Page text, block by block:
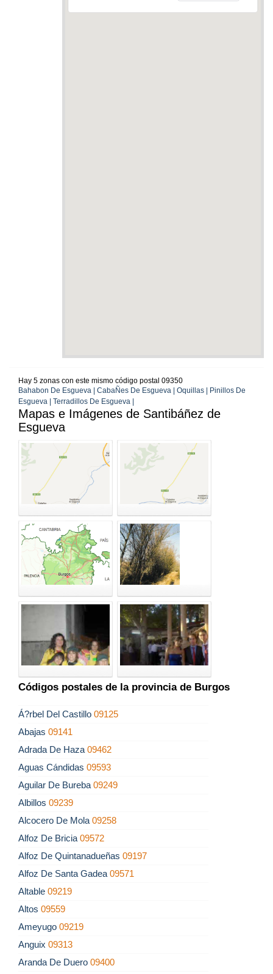
Hay 5 zonas con este mismo código postal 09350
Bahabon De Esgueva | CabaÑes De Esgueva | Oquillas | Pinillos De
Esgueva | Terradillos De Esgueva |
Mapas e Imágenes de Santibáñez de
Esgueva
Códigos postales de la provincia de Burgos
Á?rbel Del Castillo 09125
Abajas 09141
Adrada De Haza 09462
Aguas Cándidas 09593
Aguilar De Bureba 09249
Albillos 09239
Alcocero De Mola 09258
Alfoz De Bricia 09572
Alfoz De Quintanadueñas 09197
Alfoz De Santa Gadea 09571
Altable 09219
Altos 09559
Ameyugo 09219
Anguix 09313
Aranda De Duero 09400